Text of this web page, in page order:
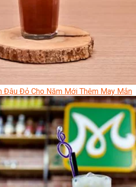
Đậu Đỏ Cho Năm Mới Thêm May Mắn